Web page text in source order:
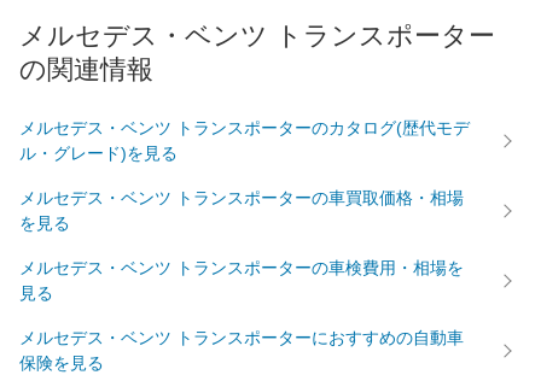
メルセデス・ベンツ トランスポーター
の関連情報
メルセデス・ベンツ トランスポーターのカタログ(歴代モデ
ル・グレード)を見る
メルセデス・ベンツ トランスポーターの車買取価格・相場
を見る
メルセデス・ベンツ トランスポーターの車検費用・相場を
見る
メルセデス・ベンツ トランスポーターにおすすめの自動車
保険を見る